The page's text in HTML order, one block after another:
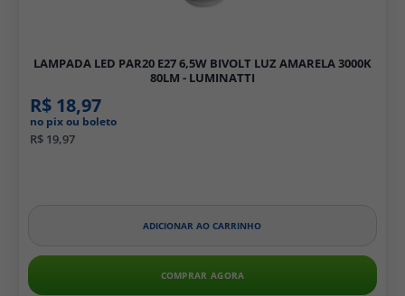
LAMPADA LED PAR20 E27 6,5W BIVOLT LUZ AMARELA 3000K
80LM - LUMINATTI
R$ 18,97
no pix ou boleto
R$ 19,97
ADICIONAR AO CARRINHO
COMPRAR AGORA